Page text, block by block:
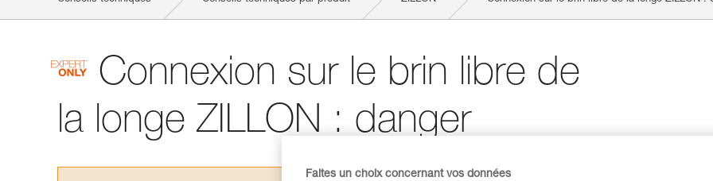
Connexion sur le brin libre de
la longe ZILLON : danger
Faites un choix concernant vos données